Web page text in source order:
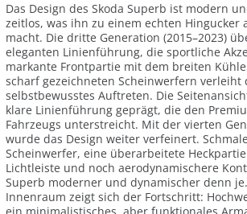
Das Design des Skoda Superb ist modern
zeitlos, was ihn zu einem echten Hingucker
macht. Die dritte Generation (2015–2023)
eleganten Linienführung, die sportliche
markante Frontpartie mit dem breiten
scharf gezeichneten Scheinwerfern verleiht
selbstbewusstes Auftreten. Die
klare Linienführung geprägt, die den
Fahrzeugs unterstreicht. Mit der vierten
wurde das Design weiter verfeinert.
Scheinwerfer, eine überarbeitete
Lichtleiste und noch aerodynamischere
Superb moderner und dynamischer denn
Innenraum zeigt sich der Fortschritt: